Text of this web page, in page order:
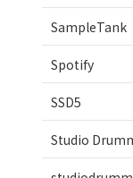
SampleTank
Spotify
SSD5
Studio